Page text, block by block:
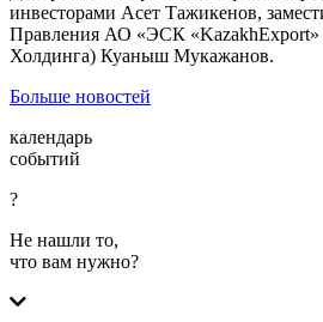
инвесторами Асет Тажикенов,
Правления АО «ЭСК «KazakhExport»
Холдинга) Куаныш Мукажанов.
Больше новостей
календарь
событий
?
Не нашли то,
что вам нужно?